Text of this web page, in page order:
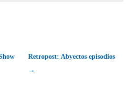
Retropost: Abyectos episodios
→